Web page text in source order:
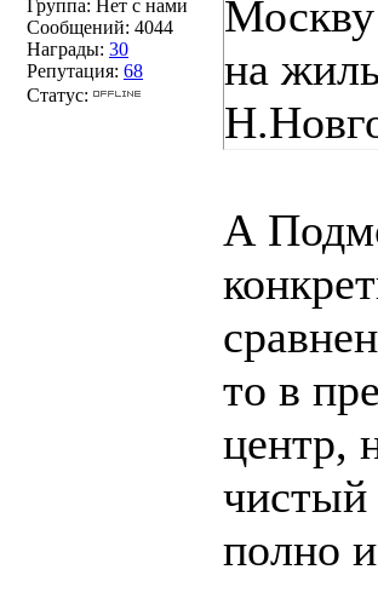
Группа: Нет с нами
Сообщений: 4044
Награды: 30
Репутация: 68
Статус:
Москву
на
А
то в
центр,
полно